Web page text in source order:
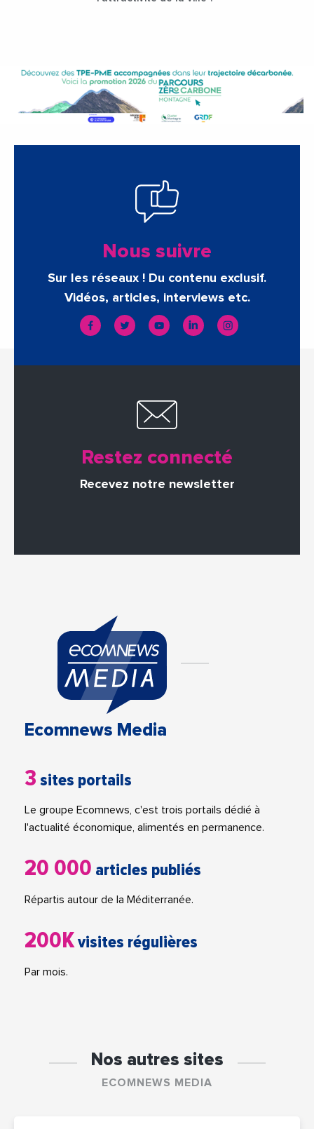
Nous suivre
Sur les réseaux ! Du contenu exclusif.
Vidéos, articles, interviews etc.
Restez connecté
Recevez notre newsletter
Ecomnews Media
3 sites portails
Le groupe Ecomnews, c'est trois portails dédié à
l'actualité économique, alimentés en permanence.
20 000 articles publiés
Répartis autour de la Méditerranée.
200Kvisites régulières
Par mois.
Nos autres sites
ECOMNEWS MEDIA